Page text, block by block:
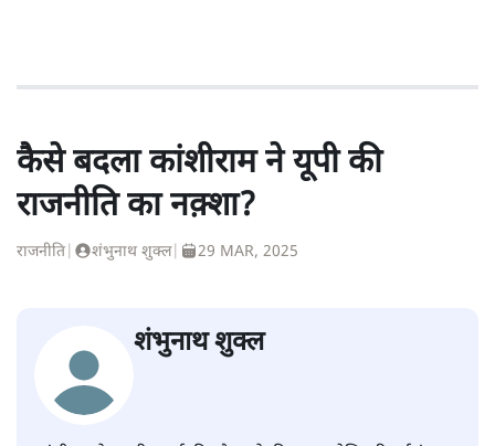
कैसे बदला कांशीराम ने यूपी की
राजनीति का नक़्शा?
राजनीति शंभुनाथ शुक्ल| 29 MAR, 2025